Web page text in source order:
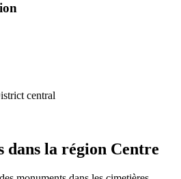
central
dans la région Centre